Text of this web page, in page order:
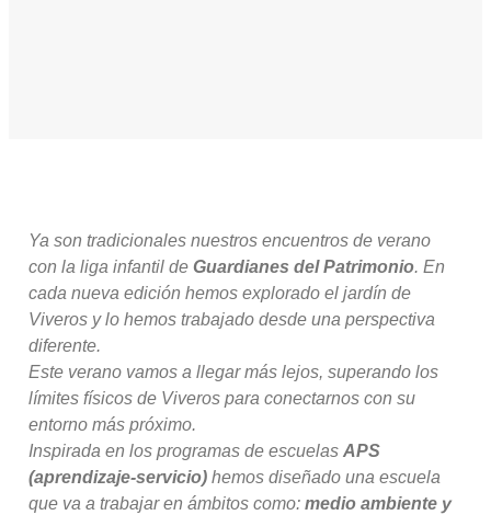
Ya son tradicionales nuestros encuentros de verano
con la liga infantil de Guardianes del Patrimonio. En
cada nueva edición hemos explorado el jardín de
Viveros y lo hemos trabajado desde una perspectiva
diferente.
Este verano vamos a llegar más lejos, superando los
límites físicos de Viveros para conectarnos con su
entorno más próximo.
Inspirada en los programas de escuelas APS
(aprendizaje-servicio) hemos diseñado una escuela
que va a trabajar en ámbitos como: medio ambiente y